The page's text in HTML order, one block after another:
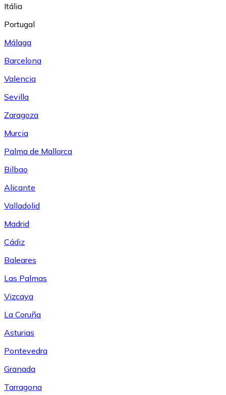
Itália
Portugal
Málaga
Barcelona
Valencia
Sevilla
Zaragoza
Murcia
Palma de Mallorca
Bilbao
Alicante
Valladolid
Madrid
Cádiz
Baleares
Las Palmas
Vizcaya
La Coruña
Asturias
Pontevedra
Granada
Tarragona